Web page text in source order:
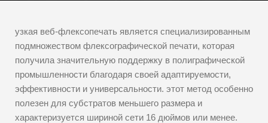
узкая веб-флексопечать является специализированным
подмножеством флексографической печати, которая
получила значительную поддержку в полиграфической
промышленности благодаря своей адаптируемости,
эффективности и универсальности. этот метод особенно
полезен для субстратов меньшего размера и
характеризуется шириной сети 16 дюймов или менее.